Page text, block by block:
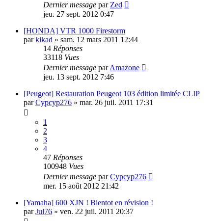
Dernier message parZed
jeu. 27 sept. 2012 0:47
[HONDA] VTR 1000 Firestorm
parkikad » sam. 12 mars 2011 12:44
14 Réponses
33118 Vues
Dernier message parAmazone
jeu. 13 sept. 2012 7:46
[Peugeot] Restauration Peugeot 103 édition limitée CLIP
parCypcyp276 » mar. 26 juil. 2011 17:31
1
2
3
4
47 Réponses
100948 Vues
Dernier message parCypcyp276
mer. 15 août 2012 21:42
[Yamaha] 600 XJN ! Bientot en révision !
parJul76 » ven. 22 juil. 2011 20:37